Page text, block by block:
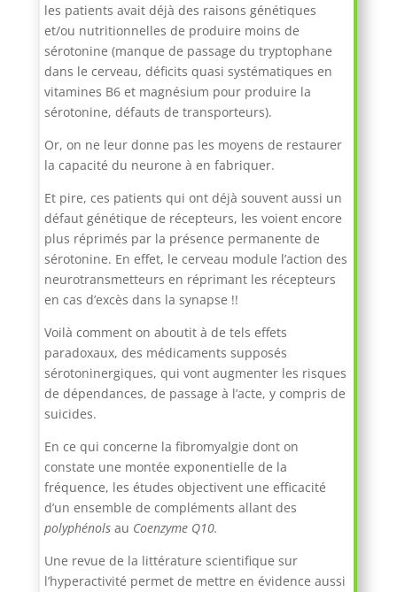
les patients avait déjà des raisons génétiques
et/ou nutritionnelles de produire moins de
sérotonine (manque de passage du tryptophane
dans le cerveau, déficits quasi systématiques en
vitamines B6 et magnésium pour produire la
sérotonine, défauts de transporteurs).
Or, on ne leur donne pas les moyens de restaurer
la capacité du neurone à en fabriquer.
Et pire, ces patients qui ont déjà souvent aussi un
défaut génétique de récepteurs, les voient encore
plus réprimés par la présence permanente de
sérotonine. En effet, le cerveau module l’action des
neurotransmetteurs en réprimant les récepteurs
en cas d’excès dans la synapse !!
Voilà comment on aboutit à de tels effets
paradoxaux, des médicaments supposés
sérotoninergiques, qui vont augmenter les risques
de dépendances, de passage à l’acte, y compris de
suicides.
En ce qui concerne la fibromyalgie dont on
constate une montée exponentielle de la
fréquence, les études objectivent une efficacité
d’un ensemble de compléments allant des
polyphénolsau Coenzyme Q10.
Une revue de la littérature scientifique sur
l’hyperactivité permet de mettre en évidence aussi